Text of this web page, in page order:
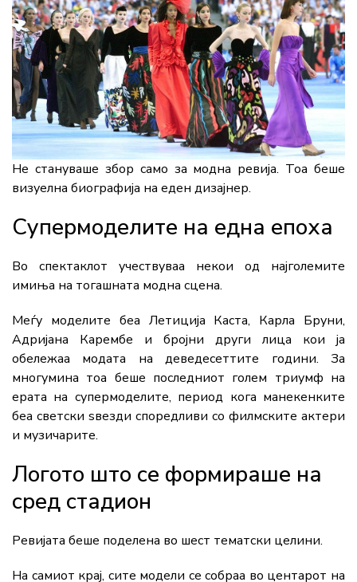
Не стануваше збор само за модна ревија. Тоа беше
визуелна биографија на еден дизајнер.
Супермоделите на една епоха
Во спектаклот учествуваа некои од најголемите
имиња на тогашната модна сцена.
Меѓу моделите беа Летиција Каста, Карла Бруни,
Адријана Карембе и бројни други лица кои ја
обележаа модата на деведесеттите години. За
многумина тоа беше последниот голем триумф на
ерата на супермоделите, период кога манекенките
беа светски ѕвезди споредливи со филмските актери
и музичарите.
Логото што се формираше на
сред стадион
Ревијата беше поделена во шест тематски целини.
На самиот крај, сите модели се собраа во центарот на